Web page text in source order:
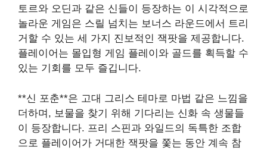
토르와 오딘과 같은 신들이 등장하는 이 시각적으로
놀라운 게임은 스릴 넘치는 보너스 라운드에서 트리
거할 수 있는 세 가지 진보적인 잭팟을 제공합니다.
플레이어는 몰입형 게임 플레이와 골드를 획득할 수
있는 기회를 모두 즐깁니다.
**신 포춘**은 고대 그리스 테마로 마법 같은 느낌을
더하며, 보물을 찾기 위해 기다리는 신화 속 생물들
이 등장합니다. 프리 스핀과 와일드의 독특한 조합
으로 플레이어가 거대한 잭팟을 쫓는 동안 계속 참